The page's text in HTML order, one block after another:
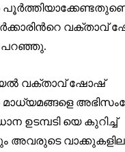
32,214
Followers
വക്താവ്
പറഞ്ഞു.
വക്താവ് ഷോഷ്
മാധ്യമങ്ങളെ
ഉടമ്പടി യെ കുറിച്ച്
അവരുടെ